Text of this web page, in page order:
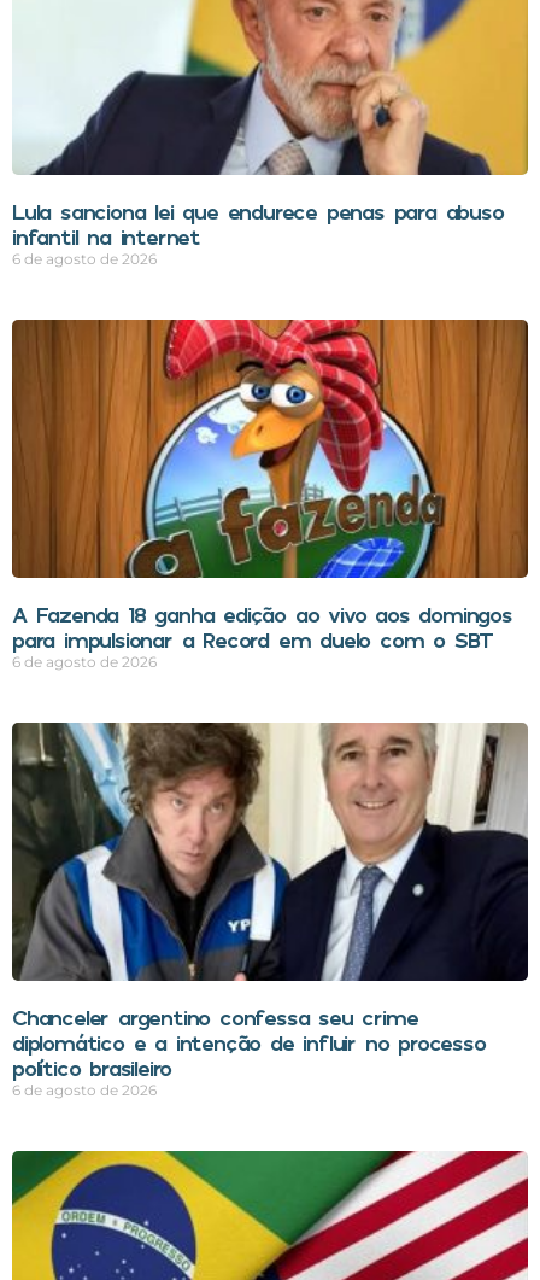
Lula sanciona lei que endurece penas para abuso
infantil na internet
6 de agosto de 2026
A Fazenda 18 ganha edição ao vivo aos domingos
para impulsionar a Record em duelo com o SBT
6 de agosto de 2026
Chanceler argentino confessa seu crime
diplomático e a intenção de influir no processo
político brasileiro
6 de agosto de 2026